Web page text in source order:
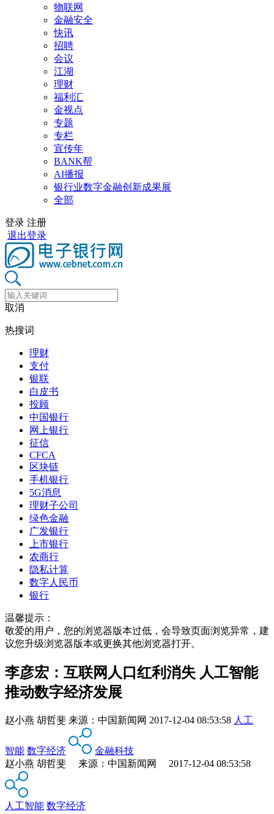
物联网
金融安全
快讯
招聘
会议
江湖
理财
福利汇
金视点
专题
专栏
宣传年
BANK帮
AI播报
银行业数字金融创新成果展
全部
登录 注册
退出登录
取消
热搜词
理财
支付
银联
白皮书
投顾
中国银行
网上银行
征信
CFCA
区块链
手机银行
5G消息
理财子公司
绿色金融
广发银行
上市银行
农商行
隐私计算
数字人民币
银行
温馨提示：
敬爱的用户，您的浏览器版本过低，会导致页面浏览异常，建
议您升级浏览器版本或更换其他浏览器打开。
李彦宏：互联网人口红利消失 人工智能
推动数字经济发展
赵小燕 胡哲斐 来源： 中国新闻网 2017-12-04 08:53:58 人工
智能 数字经济
金融科技
赵小燕 胡哲斐 来源：中国新闻网 2017-12-04 08:53:58
人工智能 数字经济